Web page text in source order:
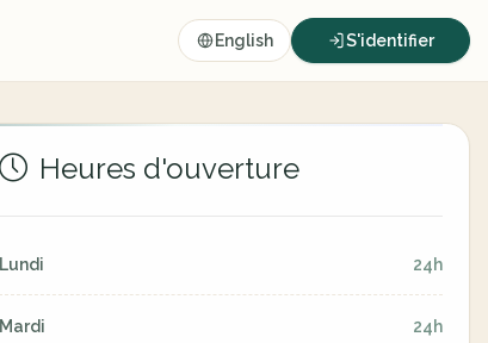
English S'identifier
Heures d'ouverture
Lundi 24h
Mardi 24h